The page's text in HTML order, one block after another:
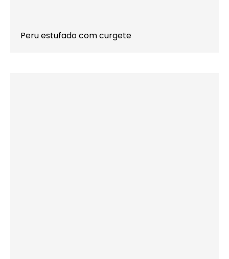
Peru estufado com curgete